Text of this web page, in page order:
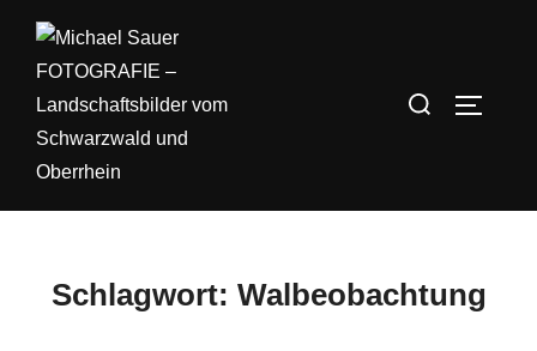
springen
Suchen
Schlagwort: Walbeobachtung